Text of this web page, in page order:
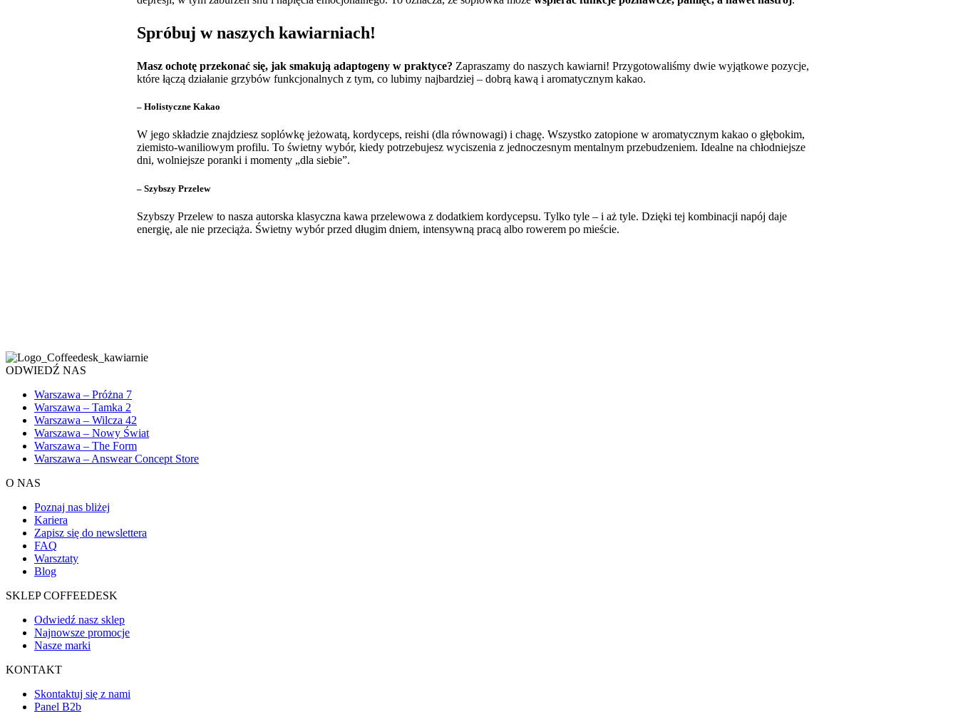
Spróbuj w naszych kawiarniach!
Masz ochotę przekonać się, jak smakują adaptogeny w praktyce? Zapraszamy do naszych kawiarni! Przygotowaliśmy dwie wyjątkowe pozycje,
które łączą działanie grzybów funkcjonalnych z tym, co lubimy najbardziej – dobrą kawą i aromatycznym kakao.
– Holistyczne Kakao
W jego składzie znajdziesz soplówkę jeżowatą, kordyceps, reishi (dla równowagi) i chagę. Wszystko zatopione w aromatycznym kakao o głębokim,
ziemisto-waniliowym profilu. To świetny wybór, kiedy potrzebujesz wyciszenia z jednoczesnym mentalnym przebudzeniem. Idealne na chłodniejsze
dni, wolniejsze poranki i momenty „dla siebie”.
– Szybszy Przelew
Szybszy Przelew to nasza autorska klasyczna kawa przelewowa z dodatkiem kordycepsu. Tylko tyle – i aż tyle. Dzięki tej kombinacji napój daje
energię, ale nie przeciąża. Świetny wybór przed długim dniem, intensywną pracą albo rowerem po mieście.
ODWIEDŹ NAS
Warszawa – Próżna 7
Warszawa – Tamka 2
Warszawa – Wilcza 42
Warszawa – Nowy Świat
Warszawa – The Form
Warszawa – Answear Concept Store
O NAS
Poznaj nas bliżej
Kariera
Zapisz się do newslettera
FAQ
Warsztaty
Blog
SKLEP COFFEEDESK
Odwiedź nasz sklep
Najnowsze promocje
Nasze marki
KONTAKT
Skontaktuj się z nami
Panel B2b